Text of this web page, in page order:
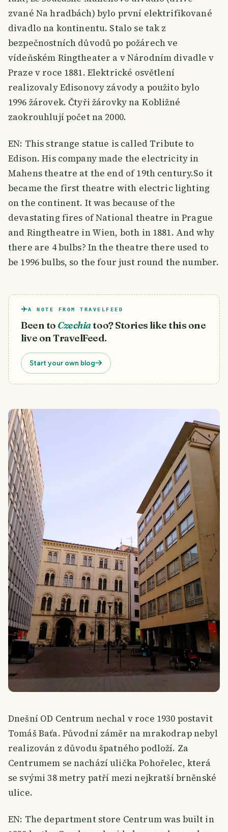
zvané Na hradbách) bylo první elektrifikované
divadlo na kontinentu. Stalo se tak z
bezpečnostních důvodů po požárech ve
vídeňském Ringtheater a v Národním divadle v
Praze v roce 1881. Elektrické osvětlení
realizovaly Edisonovy závody a použito bylo
1996 žárovek. Čtyři žárovky na Kobližné
zaokrouhlují počet na 2000.
EN: This strange statue is called Tribute to
Edison. His company made the electricity in
Mahens theatre at the end of 19th century.So it
became the first theatre with electric lighting
on the continent. It was because of the
devastating fires of National theatre in Prague
and Ringtheatre in Wien, both in 1881. And why
there are 4 bulbs? In the theatre there used to
be 1996 bulbs, so the four just round the number.
A NOTE FROM TRAVELFEED
Been to Czechiatoo? Stories like this one
live on TravelFeed.
Start your own blog
Dnešní OD Centrum nechal v roce 1930 postavit
Tomáš Baťa. Původní záměr na mrakodrap nebyl
realizován z důvodu špatného podloží. Za
Centrumem se nachází ulička Pohořelec, která
se svými 38 metry patří mezi nejkratší brněnské
ulice.
EN: The department store Centrum was built in